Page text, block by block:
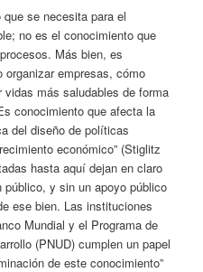
se necesita para el
no es el conocimiento que
Más bien, es
empresas, cómo
más saludables de forma
conocimiento que afecta la
del diseño de políticas
económico” (Stiglitz
hasta aquí dejan en claro
y sin un apoyo público
ese bien. Las instituciones
Mundial y el Programa de
(PNUD) cumplen un papel
de este conocimiento”